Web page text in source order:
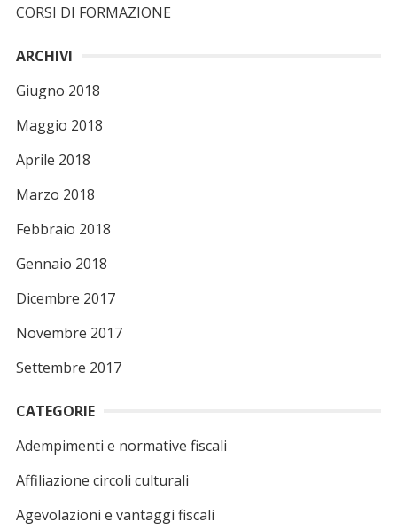
:CORSI DI FORMAZIONE
ARCHIVI
Giugno 2018
Maggio 2018
Aprile 2018
Marzo 2018
Febbraio 2018
Gennaio 2018
Dicembre 2017
Novembre 2017
Settembre 2017
CATEGORIE
Adempimenti e normative fiscali
Affiliazione circoli culturali
Agevolazioni e vantaggi fiscali